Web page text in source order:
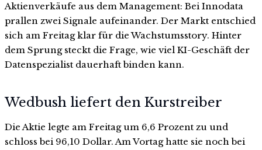
Aktienverkäufe aus dem Management: Bei Innodata
prallen zwei Signale aufeinander. Der Markt entschied
sich am Freitag klar für die Wachstumsstory. Hinter
dem Sprung steckt die Frage, wie viel KI-Geschäft der
Datenspezialist dauerhaft binden kann.
Wedbush liefert den Kurstreiber
Die Aktie legte am Freitag um 6,6 Prozent zu und
schloss bei 96,10 Dollar. Am Vortag hatte sie noch bei